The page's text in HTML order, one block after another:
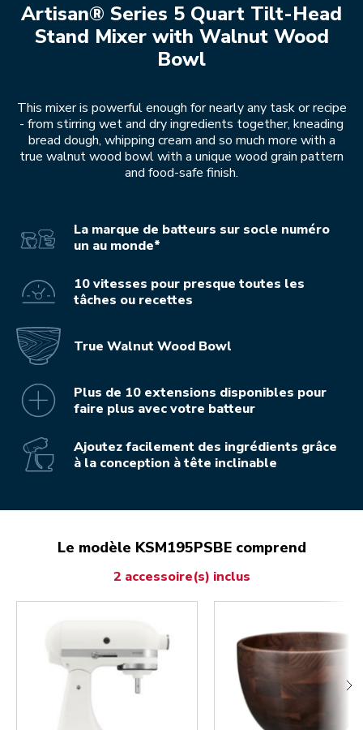
Artisan® Series 5 Quart Tilt-Head
Stand Mixer with Walnut Wood
Bowl
This mixer is powerful enough for nearly any task or recipe
- from stirring wet and dry ingredients together, kneading
bread dough, whipping cream and so much more with a
true walnut wood bowl with a unique wood grain pattern
and food-safe finish.
La marque de batteurs sur socle numéro
un au monde*
10 vitesses pour presque toutes les
tâches ou recettes
True Walnut Wood Bowl
Plus de 10 extensions disponibles pour
faire plus avec votre batteur
Ajoutez facilement des ingrédients grâce
à la conception à tête inclinable
Le modèle KSM195PSBE comprend
2 accessoire(s) inclus